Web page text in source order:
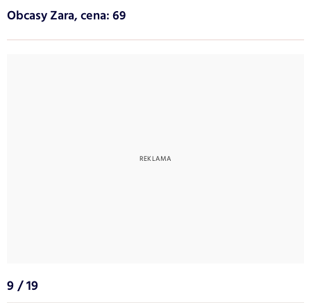
Obcasy Zara, cena: 69
9 / 19